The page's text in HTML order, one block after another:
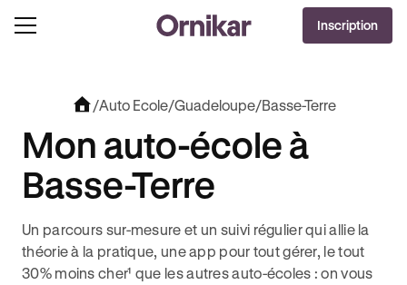
OFFRE EXCLUSIVE
JUSQU’À 170€ OFFERTS AVEC REVOLUT
J'EN PROFITE !
Inscription
/Auto Ecole/Guadeloupe/Basse-Terre
Mon auto-école à
Basse-Terre
Un parcours sur-mesure et un suivi régulier qui allie la
théorie à la pratique, une app pour tout gérer, le tout
30% moins cher¹ que les autres auto-écoles : on vous